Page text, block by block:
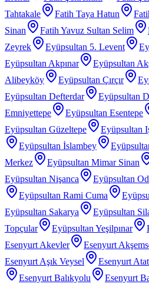
Tahtakale
Fatih Taya Hatun
Sinan
Fatih Yavuz Sultan Selim
Zeyrek
Eyüpsultan 5. Levent
Eyüpsultan Akpınar
Eyüpsultan
Alibeyköy
Eyüpsultan Çırçır
Eyüpsultan Defterdar
Eyüpsultan
Emniyettepe
Eyüpsultan Esentepe
Eyüpsultan Güzeltepe
Eyüpsultan
Eyüpsultan İslambey
Merkez
Eyüpsultan Mimar Sinan
Eyüpsultan Nişanca
Eyüpsultan
Eyüpsultan Rami Cuma
Eyüpsultan Sakarya
Eyüpsultan
Topçular
Eyüpsultan Yeşilpınar
Esenyurt Akevler
Esenyurt
Esenyurt Aşık Veysel
Esenyurt
Esenyurt Balıkyolu
Esenyurt